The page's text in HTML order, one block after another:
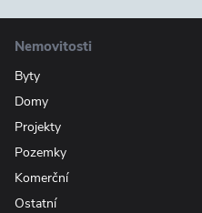
Nemovitosti
Byty
Domy
Projekty
Pozemky
Komerční
Ostatní